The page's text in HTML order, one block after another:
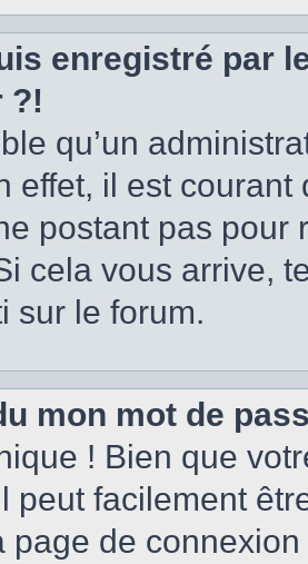
enregistré par
?!
qu’un
effet, il est
postant pas
cela vous arrive,
sur le forum.
mon mot de
! Bien que
peut facilement
page de